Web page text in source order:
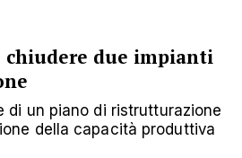
chiudere due impianti
di un piano di ristrutturazione
della capacità produttiva